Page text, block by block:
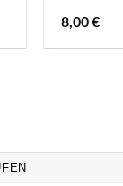
8,00€